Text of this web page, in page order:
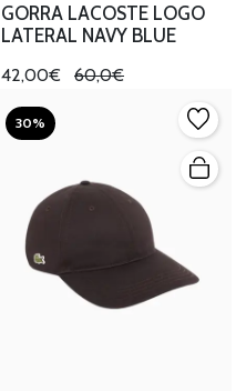
GORRA LACOSTE LOGO
LATERAL NAVY BLUE
42,00€ 60,0€
30%